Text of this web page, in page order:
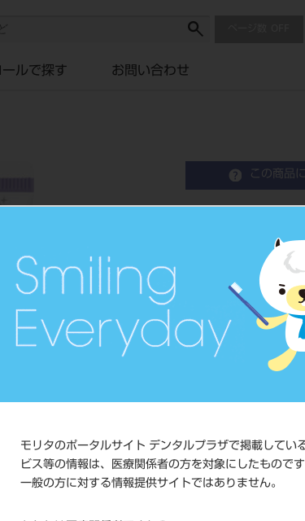
モリタのポータルサイト デンタルプラザで掲載してい
ビス等の情報は、医療関係者の方を対象にしたものです
一般の方に対する情報提供サイトではありません。
ルで探す お問い合わせ
この商品
Fluoridated Tooth
歯科用フッ化物配
品目コード
JAN/EANコード